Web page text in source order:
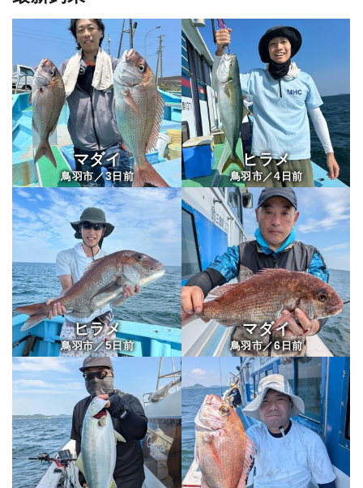
マダイ
鳥羽市／3日前
ヒラメ
鳥羽市／4日前
ヒラメ
鳥羽市／5日前
マダイ
鳥羽市／6日前